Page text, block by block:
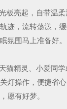
亮起，自带温柔
迹，流转荡漾，
氛围马上准备好。
精灵、小爱同学
灯操作，便捷省
愿有好梦。